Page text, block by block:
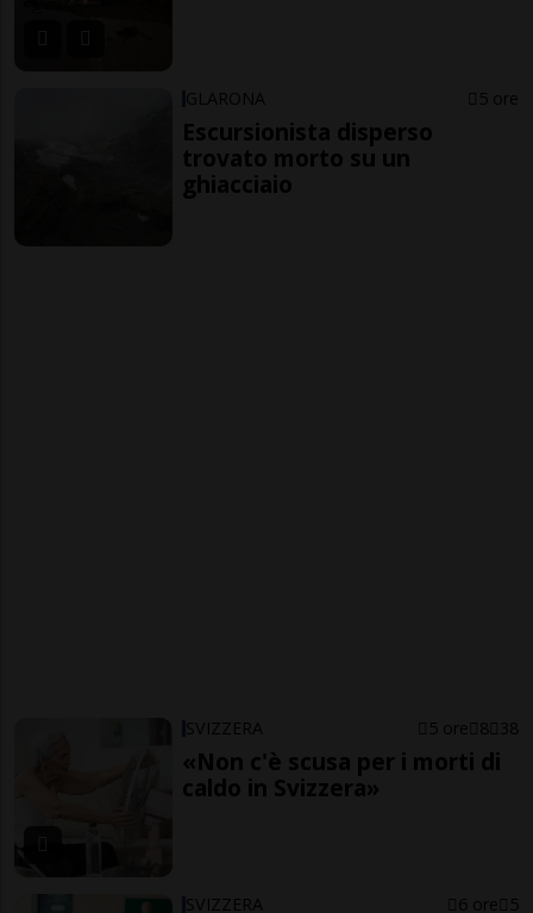
GLARONA 5 ore
Escursionista disperso
trovato morto su un
ghiacciaio
SVIZZERA 5 ore 8 38
«Non c'è scusa per i morti di
caldo in Svizzera»
SVIZZERA 6 ore 5